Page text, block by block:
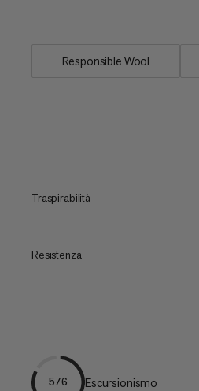
Responsible Wool
Traspirabilità
Resistenza
5/6 Escursionismo